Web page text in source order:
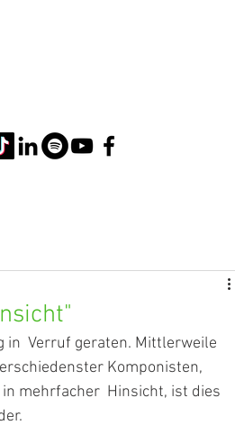
in  Verruf geraten. Mittlerweile
Komponisten,
mehrfacher  Hinsicht, ist dies